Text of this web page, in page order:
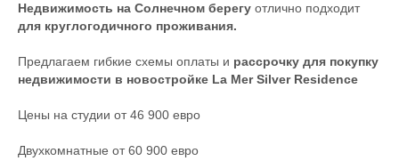
Недвижимость на Солнечном берегу отлично подходит
для круглогодичного проживания.
Предлагаем гибкие схемы оплаты и рассрочку для покупку
недвижимости в новостройке La Mer Silver Residence
Цены на студии от 46 900 евро
Двухкомнатные от 60 900 евро